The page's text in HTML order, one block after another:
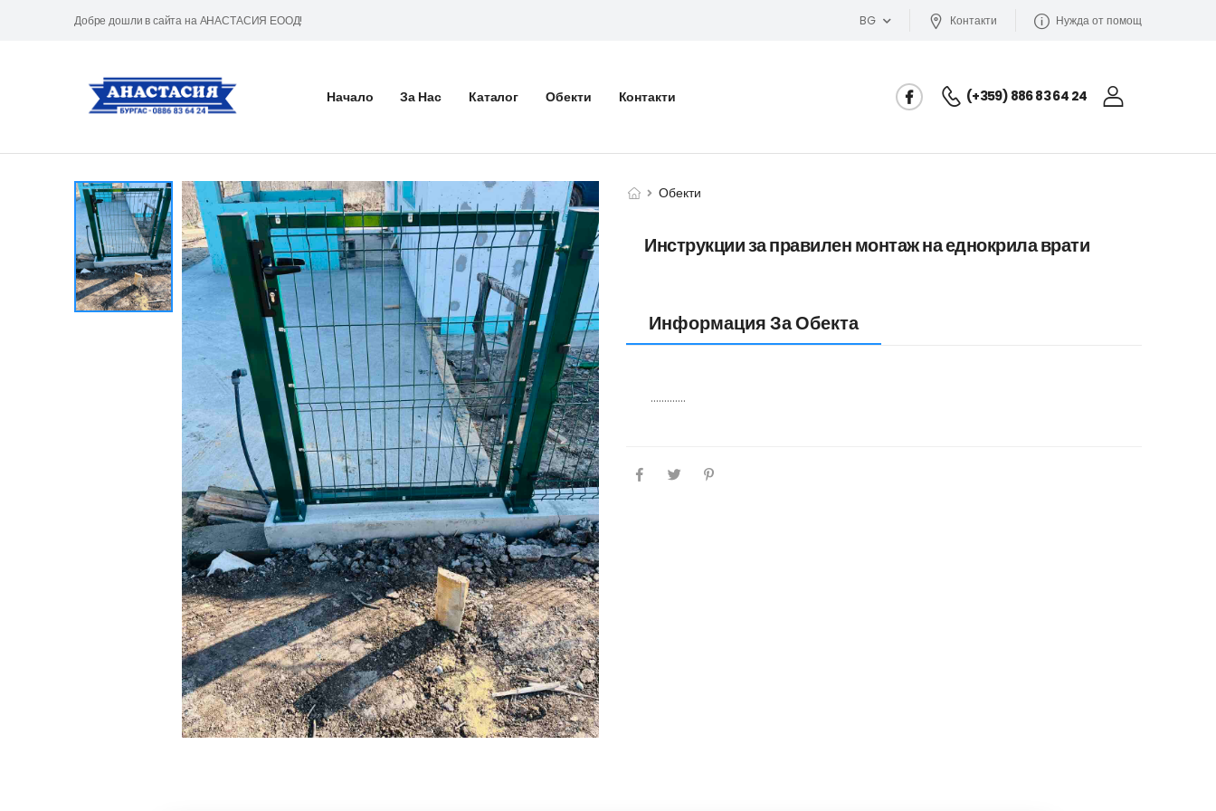
Добре дошли в сайта на АНАСТАСИЯ ЕООД! BG Контакти Нужда от помощ
Начало За Нас Каталог Обекти Контакти (+359) 886 83 64 24
Обекти
Инструкции за правилен монтаж на еднокрила врати
Информация За Обекта
.............